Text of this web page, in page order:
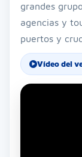
grandes
agencias y
puertos y
Vídeo del